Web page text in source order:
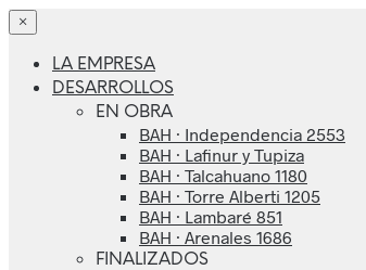
×
LA EMPRESA
DESARROLLOS
EN OBRA
BAH · Independencia 2553
BAH · Lafinur y Tupiza
BAH · Talcahuano 1180
BAH · Torre Alberti 1205
BAH · Lambaré 851
BAH · Arenales 1686
FINALIZADOS